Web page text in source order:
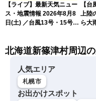
【ライブ】最新天気ニュー
ス・地震情報 2026年8月8
日(土) ／台風13号・15号
ーニュースLiVEムーン・戸
【
上
ら大
北海道新篠津村周辺
人気エリア
札幌市
お出かけスポット